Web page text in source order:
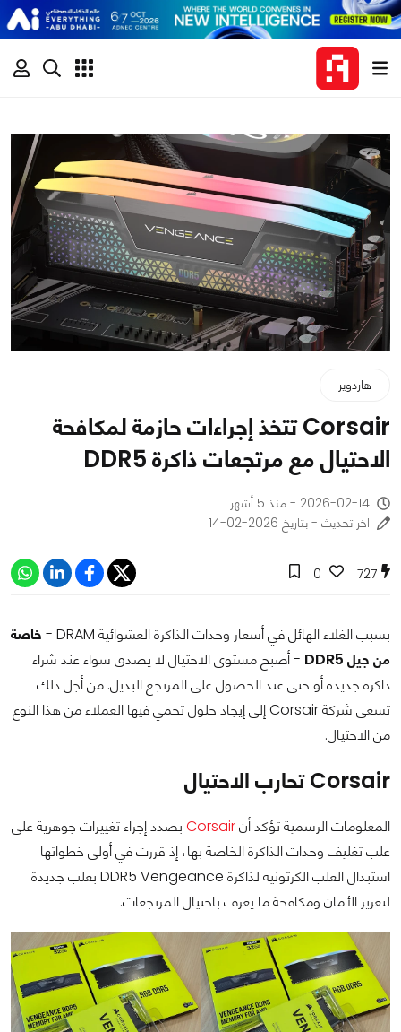
هاردوير
Corsair تتخذ إجراءات حازمة لمكافحة
الاحتيال مع مرتجعات ذاكرة DDR5
2026-02-14 - منذ 5 أشهر
اخر تحديث - بتاريخ 2026-02-14
727
0
بسبب الغلاء الهائل في أسعار وحدات الذاكرة العشوائية DRAM -
خاصة
من جيل DDR5
- أصبح مستوى الاحتيال لا يصدق سواء عند شراء
ذاكرة جديدة أو حتى عند الحصول على المرتجع البديل. من أجل ذلك
تسعى شركة Corsair إلى إيجاد حلول تحمي فيها العملاء من هذا النوع
من الاحتيال.
Corsair تحارب الاحتيال
المعلومات الرسمية تؤكد أن
بصدد إجراء تغييرات جوهرية على
علب تغليف وحدات الذاكرة الخاصة بها، إذ قررت في أولى خطواتها
استبدال العلب الكرتونية لذاكرة DDR5 Vengeance بعلب جديدة
لتعزيز الأمان ومكافحة ما يعرف باحتيال المرتجعات.